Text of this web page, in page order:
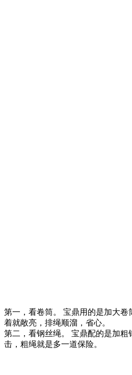
第一，看卷筒。 宝鼎用的是加大
着就敞亮，排绳顺溜，省心。
第二，看钢丝绳。 宝鼎配的是加
击，粗绳就是多一道保险。